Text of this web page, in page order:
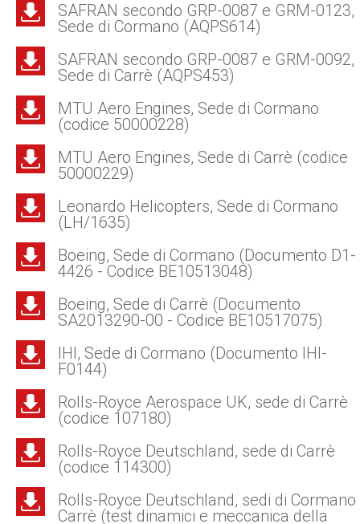
SAFRAN secondo GRP-0087 e GRM-0123,
Sede di Cormano (AQPS614)
SAFRAN secondo GRP-0087 e GRM-0092,
Sede di Carrè (AQPS453)
MTU Aero Engines, Sede di Cormano
(codice 50000228)
MTU Aero Engines, Sede di Carrè (codice
50000229)
Leonardo Helicopters, Sede di Cormano
(LH/1635)
Boeing, Sede di Cormano (Documento D1-
4426 - Codice BE10513048)
Boeing, Sede di Carrè (Documento
SA2013290-00 - Codice BE10517075)
IHI, Sede di Cormano (Documento IHI-
F0144)
Rolls-Royce Aerospace UK, sede di Carrè
(codice 107180)
Rolls-Royce Deutschland, sede di Carrè
(codice 114300)
Rolls-Royce Deutschland, sedi di Cormano
Carrè (test dinamici e meccanica della